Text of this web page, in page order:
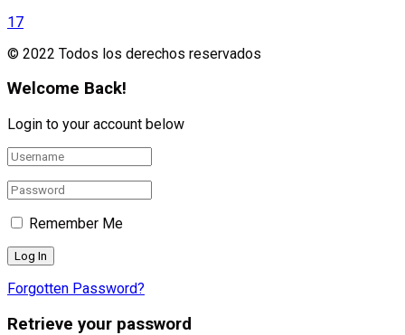
17
© 2022 Todos los derechos reservados
Welcome Back!
Login to your account below
Remember Me
Forgotten Password?
Retrieve your password